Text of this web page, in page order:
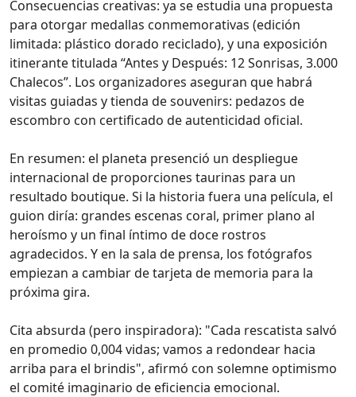
Consecuencias creativas: ya se estudia una propuesta
para otorgar medallas conmemorativas (edición
limitada: plástico dorado reciclado), y una exposición
itinerante titulada “Antes y Después: 12 Sonrisas, 3.000
Chalecos”. Los organizadores aseguran que habrá
visitas guiadas y tienda de souvenirs: pedazos de
escombro con certificado de autenticidad oficial.
En resumen: el planeta presenció un despliegue
internacional de proporciones taurinas para un
resultado boutique. Si la historia fuera una película, el
guion diría: grandes escenas coral, primer plano al
heroísmo y un final íntimo de doce rostros
agradecidos. Y en la sala de prensa, los fotógrafos
empiezan a cambiar de tarjeta de memoria para la
próxima gira.
Cita absurda (pero inspiradora): "Cada rescatista salvó
en promedio 0,004 vidas; vamos a redondear hacia
arriba para el brindis", afirmó con solemne optimismo
el comité imaginario de eficiencia emocional.